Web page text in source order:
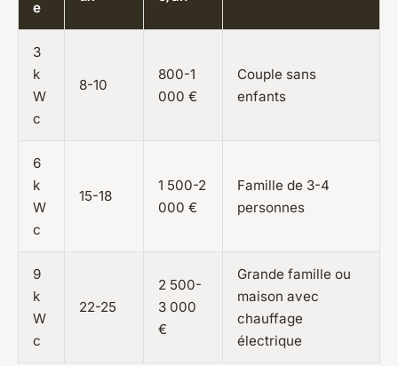
e
3
k
W
c
8-10
800-1
000 €
Couple sans
enfants
6
k
W
c
15-18
1 500-2
000 €
Famille de 3-4
personnes
9
k
W
c
22-25
2 500-
3 000
€
Grande famille ou
maison avec
chauffage
électrique